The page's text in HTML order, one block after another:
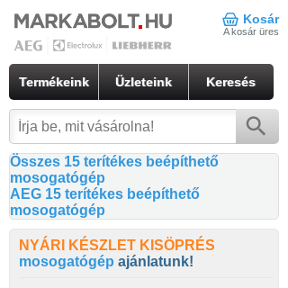
Kosár
A kosár üres
Termékeink Üzleteink Keresés
Összes 15 terítékes beépíthető
mosogatógép
AEG 15 terítékes beépíthető
mosogatógép
NYÁRI KÉSZLET KISÖPRÉS
mosogatógép ajánlatunk!